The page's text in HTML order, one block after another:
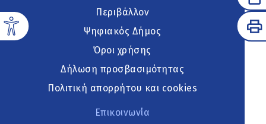
Περιβάλλον
Ψηφιακός Δήμος
Όροι χρήσης
Δήλωση προσβασιμότητας
Πολιτική απορρήτου και cookies
Επικοινωνία